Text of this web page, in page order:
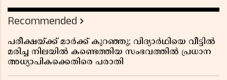
Recommended
പരീക്ഷയ്ക്ക് മാർക്ക് കുറഞ്ഞു; വിദ്യാർഥിയെ വീട്ടിൽ
മരിച്ച നിലയിൽ കണ്ടെത്തിയ സംഭവത്തിൽ പ്രധാന
അധ്യാപികക്കെതിരെ പരാതി